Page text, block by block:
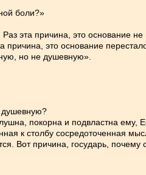
боли?»
эта причина, это основание
это основание
но не душевную».
душевную?
покорна и подвластна ему,
к столбу сосредоточенная
Вот причина, государь,